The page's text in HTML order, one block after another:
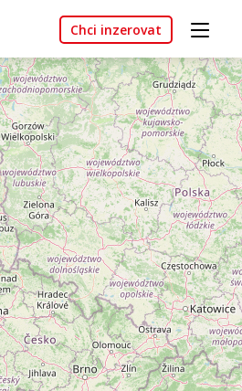
Chci inzerovat